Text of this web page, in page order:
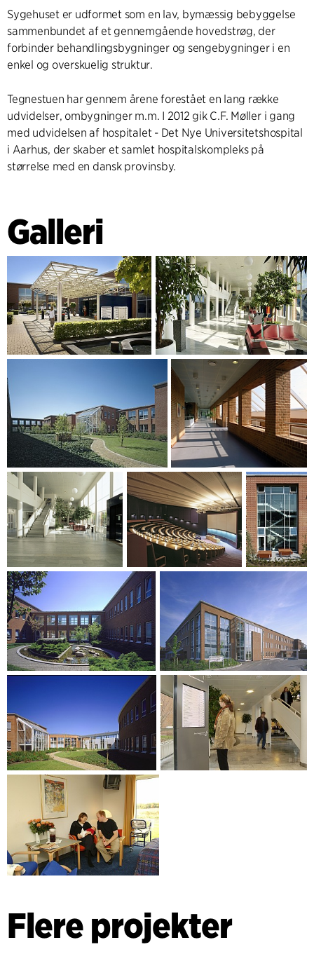
Sygehuset er udformet som en lav, bymæssig bebyggelse
sammenbundet af et gennemgående hovedstrøg, der
forbinder behandlingsbygninger og sengebygninger i en
enkel og overskuelig struktur.
Tegnestuen har gennem årene forestået en lang række
udvidelser, ombygninger m.m. I 2012 gik C.F. Møller i gang
med udvidelsen af hospitalet - Det Nye Universitetshospital
i Aarhus, der skaber et samlet hospitalskompleks på
størrelse med en dansk provinsby.
Galleri
Flere projekter